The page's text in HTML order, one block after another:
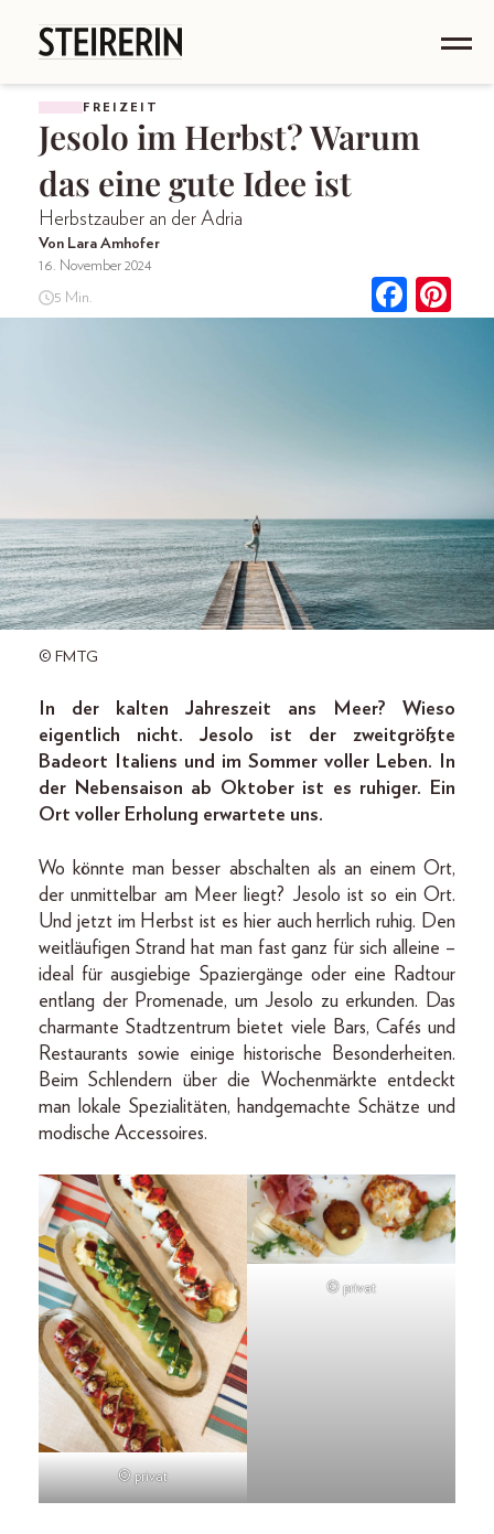
FREIZEIT
Jesolo im Herbst? Warum
das eine gute Idee ist
Herbstzauber an der Adria
Von Lara Amhofer
16. November 2024
5 Min.
© FMTG
In der kalten Jahreszeit ans Meer? Wieso
eigentlich nicht. Jesolo ist der zweitgrößte
Badeort Italiens und im Sommer voller Leben. In
der Nebensaison ab Oktober ist es ruhiger. Ein
Ort voller Erholung erwartete uns.
Wo könnte man besser abschalten als an einem Ort,
der unmittelbar am Meer liegt? Jesolo ist so ein Ort.
Und jetzt im Herbst ist es hier auch herrlich ruhig. Den
weitläufigen Strand hat man fast ganz für sich alleine –
ideal für ausgiebige Spaziergänge oder eine Radtour
entlang der Promenade, um Jesolo zu erkunden. Das
charmante Stadtzentrum bietet viele Bars, Cafés und
Restaurants sowie einige historische Besonderheiten.
Beim Schlendern über die Wochenmärkte entdeckt
man lokale Spezialitäten, handgemachte Schätze und
modische Accessoires.
© privat
© privat